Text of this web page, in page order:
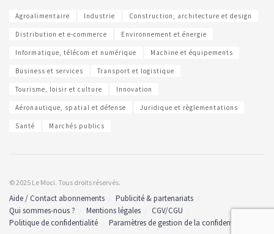
Agroalimentaire Industrie Construction, architecture et design
Distribution et e-commerce Environnement et énergie
Informatique, télécom et numérique Machine et équipements
Business et services Transport et logistique
Tourisme, loisir et culture Innovation
Aéronautique, spatial et défense Juridique et règlementations
Santé Marchés publics
© 2025 Le Moci. Tous droits réservés.
Aide / Contact abonnements
Publicité & partenariats
Qui sommes-nous ?
Mentions légales
CGV/CGU
Politique de confidentialité
Paramètres de gestion de la confidentialité